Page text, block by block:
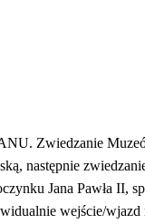
Zwiedzanie
następnie
Jana Pawła II,
wejście/wjazd